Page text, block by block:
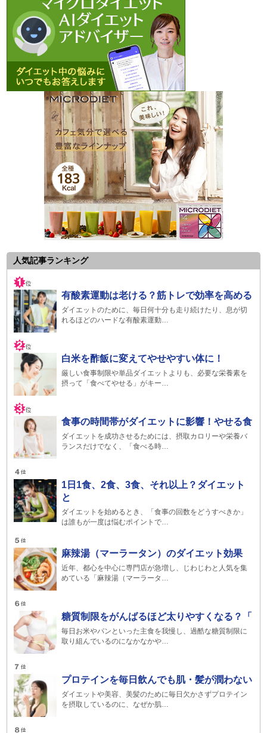
人気記事ランキング
有酸素運動は老ける？筋トレで効率を高める
ダイエットのために、毎日何十分も走り続けたり、息が切
れるほどのハードな有酸素運動…
白米を酢飯に変えてやせやすい体に！
厳しい食事制限や単品ダイエットよりも、必要な栄養素を
摂って「食べてやせる」がキー…
食事の時間帯がダイエットに影響！やせる食
ダイエットを成功させるためには、摂取カロリーや栄養バ
ランスだけでなく、「食べる時…
1日1食、2食、3食、それ以上？ダイエット
と
ダイエットを始めるとき、「食事の回数をどうすべきか」
は誰もが一度は悩むポイントで…
麻辣湯（マーラータン）のダイエット効果
近年、都心を中心に専門店が急増し、じわじわと人気を集
めている「麻辣湯（マーラータ…
糖質制限をがんばるほど太りやすくなる？「
毎日お米やパンといった主食を我慢し、過酷な糖質制限に
取り組んでいるのになかなかや…
プロテインを毎日飲んでも肌・髪が潤わない
ダイエットや美容、美髪のために毎日欠かさずプロテイン
を摂取しているのに、なぜか肌…